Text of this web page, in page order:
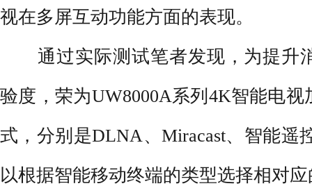
视在多屏互动功能方面的表现。
通过实际测试笔者发现，为提升
验度，荣为UW8000A系列4K智能电
式，分别是DLNA、Miracast、智能遥
以根据智能移动终端的类型选择相对